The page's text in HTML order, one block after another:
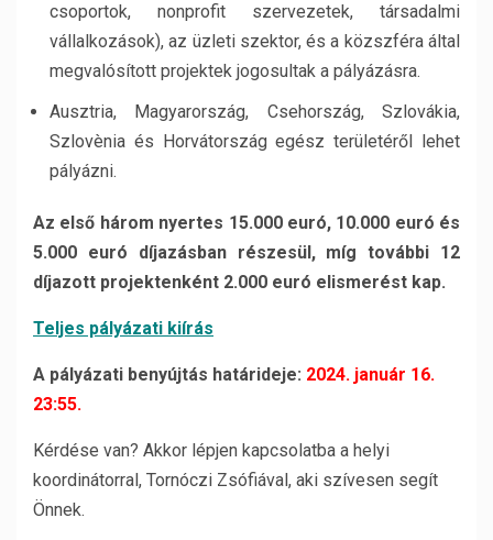
csoportok, nonprofit szervezetek, társadalmi
vállalkozások), az üzleti szektor, és a közszféra által
megvalósított projektek jogosultak a pályázásra.
Ausztria, Magyarország, Csehország, Szlovákia,
Szlovènia és Horvátország egész területéről lehet
pályázni.
Az első három nyertes 15.000 euró, 10.000 euró és
5.000 euró díjazásban részesül, míg további 12
díjazott projektenként 2.000 euró elismerést kap.
Teljes pályázati kiírás
A pályázati benyújtás határideje: 2024. január 16.
23:55.
Kérdése van? Akkor lépjen kapcsolatba a helyi
koordinátorral, Tornóczi Zsófiával, aki szívesen segít
Önnek.